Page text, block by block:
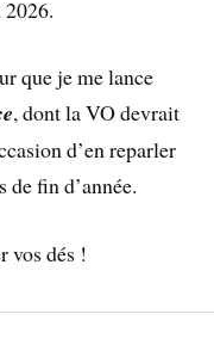
2026.
que je me lance
, dont la VO devrait
d’en reparler
de fin d’année.
vos dés !